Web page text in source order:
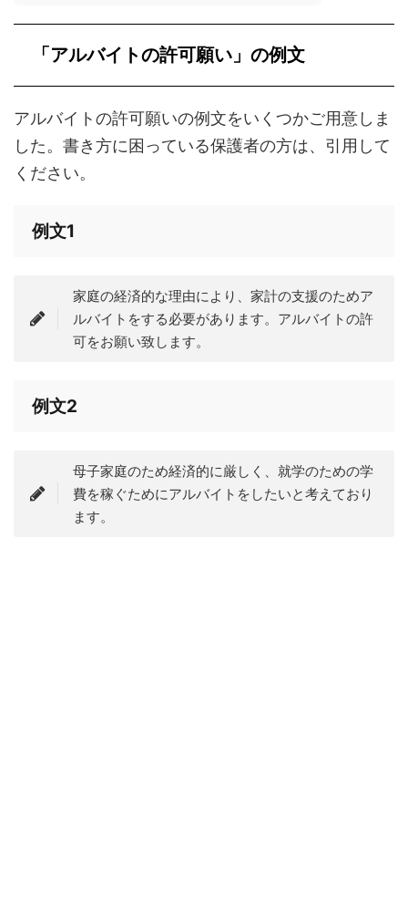
「アルバイトの許可願い」の例文
アルバイトの許可願いの例文をいくつかご用意しま
した。書き方に困っている保護者の方は、引用して
ください。
例文1
家庭の経済的な理由により、家計の支援のためア
ルバイトをする必要があります。アルバイトの許
可をお願い致します。
例文2
母子家庭のため経済的に厳しく、就学のための学
費を稼ぐためにアルバイトをしたいと考えており
ます。